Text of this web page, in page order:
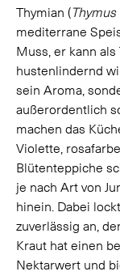
Thymian (
mediterrane
Muss, er kann
hustenlindernd
sein Aroma,
außerordentlich
machen das
Violette,
Blütenteppiche
je nach Art von
hinein. Dabei
zuverlässig an,
Kraut hat einen
Nektarwert und